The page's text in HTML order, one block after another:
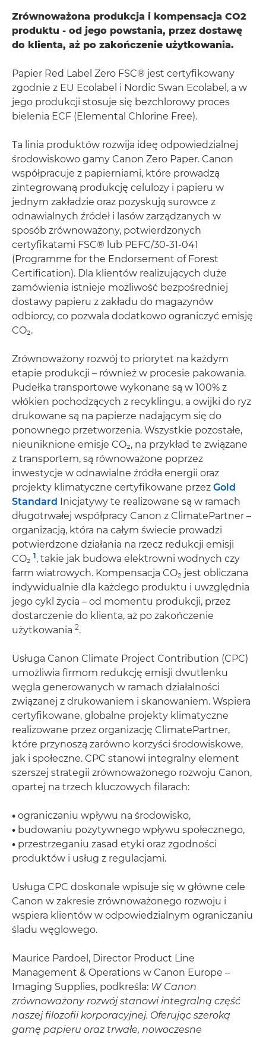
Zrównoważona produkcja i kompensacja CO2
produktu - od jego powstania, przez dostawę
do klienta, aż po zakończenie użytkowania.
Papier Red Label Zero FSC® jest certyfikowany
zgodnie z EU Ecolabel i Nordic Swan Ecolabel, a w
jego produkcji stosuje się bezchlorowy proces
bielenia ECF (Elemental Chlorine Free).
Ta linia produktów rozwija ideę odpowiedzialnej
środowiskowo gamy Canon Zero Paper. Canon
współpracuje z papierniami, które prowadzą
zintegrowaną produkcję celulozy i papieru w
jednym zakładzie oraz pozyskują surowce z
odnawialnych źródeł i lasów zarządzanych w
sposób zrównoważony, potwierdzonych
certyfikatami FSC® lub PEFC/30-31-041
(Programme for the Endorsement of Forest
Certification). Dla klientów realizujących duże
zamówienia istnieje możliwość bezpośredniej
dostawy papieru z zakładu do magazynów
odbiorcy, co pozwala dodatkowo ograniczyć emisję
CO₂.
Zrównoważony rozwój to priorytet na każdym
etapie produkcji – również w procesie pakowania.
Pudełka transportowe wykonane są w 100% z
włókien pochodzących z recyklingu, a owijki do ryz
drukowane są na papierze nadającym się do
ponownego przetworzenia. Wszystkie pozostałe,
nieuniknione emisje CO₂, na przykład te związane
z transportem, są równoważone poprzez
inwestycje w odnawialne źródła energii oraz
projekty klimatyczne certyfikowane przez Gold
Standard Inicjatywy te realizowane są w ramach
długotrwałej współpracy Canon z ClimatePartner –
organizacją, która na całym świecie prowadzi
potwierdzone działania na rzecz redukcji emisji
CO₂ 1, takie jak budowa elektrowni wodnych czy
farm wiatrowych. Kompensacja CO₂ jest obliczana
indywidualnie dla każdego produktu i uwzględnia
jego cykl życia – od momentu produkcji, przez
dostarczenie do klienta, aż po zakończenie
użytkowania 2.
Usługa Canon Climate Project Contribution (CPC)
umożliwia firmom redukcję emisji dwutlenku
węgla generowanych w ramach działalności
związanej z drukowaniem i skanowaniem. Wspiera
certyfikowane, globalne projekty klimatyczne
realizowane przez organizację ClimatePartner,
które przynoszą zarówno korzyści środowiskowe,
jak i społeczne. CPC stanowi integralny element
szerszej strategii zrównoważonego rozwoju Canon,
opartej na trzech kluczowych filarach:
• ograniczaniu wpływu na środowisko,
• budowaniu pozytywnego wpływu społecznego,
• przestrzeganiu zasad etyki oraz zgodności
produktów i usług z regulacjami.
Usługa CPC doskonale wpisuje się w główne cele
Canon w zakresie zrównoważonego rozwoju i
wspiera klientów w odpowiedzialnym ograniczaniu
śladu węglowego.
Maurice Pardoel, Director Product Line
Management & Operations w Canon Europe –
Imaging Supplies, podkreśla: W Canon
zrównoważony rozwój stanowi integralną część
naszej filozofii korporacyjnej. Oferując szeroką
gamę papieru oraz trwałe, nowoczesne